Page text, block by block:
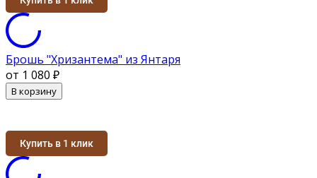
Брошь "Хризантема" из Янтаря
от 1 080 ₽
В корзину
Купить в 1 клик